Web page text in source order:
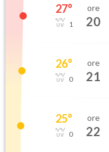
27°
1
ore
20
26°
0
ore
21
25°
0
ore
22